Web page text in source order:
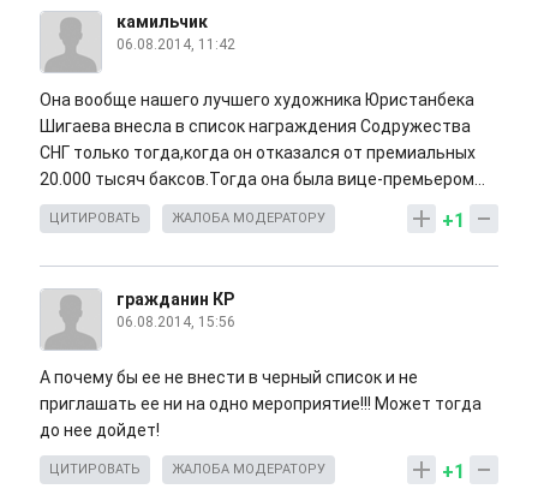
камильчик
06.08.2014, 11:42
Она вообще нашего лучшего художника Юристанбека
Шигаева внесла в список награждения Содружества
СНГ только тогда,когда он отказался от премиальных
20.000 тысяч баксов.Тогда она была вице-премьером...
+1
ЦИТИРОВАТЬ ЖАЛОБА МОДЕРАТОРУ
гражданин КР
06.08.2014, 15:56
А почему бы ее не внести в черный список и не
приглашать ее ни на одно мероприятие!!! Может тогда
до нее дойдет!
+1
ЦИТИРОВАТЬ ЖАЛОБА МОДЕРАТОРУ